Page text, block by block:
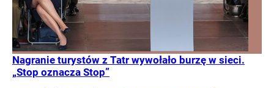
Nagranie turystów z Tatr wywołało burzę w sieci.
„Stop oznacza Stop”